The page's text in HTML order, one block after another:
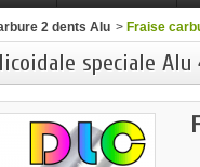
2 dents Alu > Fraise
speciale Alu